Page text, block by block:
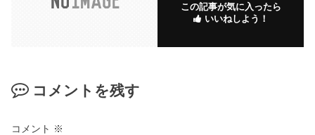
この記事が気に入ったら
いいねしよう！
コメントを残す
コメント ※